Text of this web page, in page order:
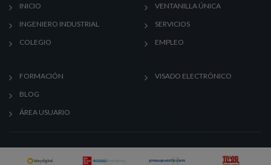
INICIO
INGENIERO INDUSTRIAL
COLEGIO
VENTANILLA ÚNICA
SERVICIOS
EMPLEO
FORMACIÓN
BLOG
ÁREA USUARIO
VISADO ELECTRÓNICO